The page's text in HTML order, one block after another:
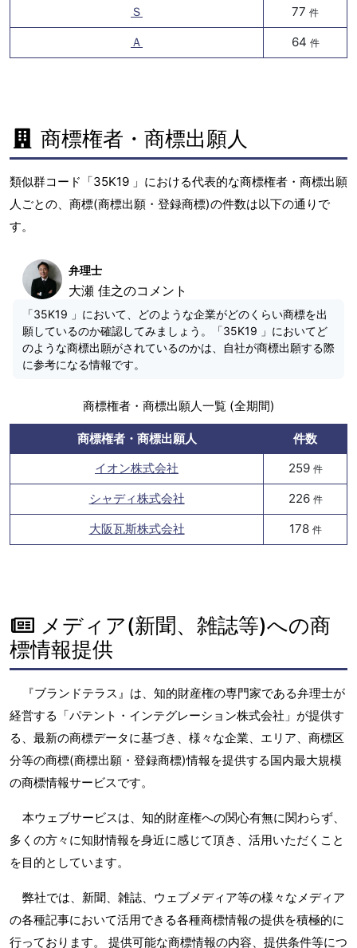
Ｓ 77 件
Ａ 64 件
商標権者・商標出願人
類似群コード「35K19 」における代表的な商標権者・商標出願
人ごとの、商標(商標出願・登録商標)の件数は以下の通りで
す。
弁理士
大瀬 佳之のコメント
「35K19 」において、どのような企業がどのくらい商標を出
願しているのか確認してみましょう。「35K19 」においてど
のような商標出願がされているのかは、自社が商標出願する際
に参考になる情報です。
商標権者・商標出願人一覧 (全期間)
商標権者・商標出願人
件数
イオン株式会社
259 件
シャディ株式会社 226 件
大阪瓦斯株式会社 178 件
メディア(新聞、雑誌等)への商
標情報提供
『ブランドテラス』は、知的財産権の専門家である弁理士が
経営する「パテント・インテグレーション株式会社」が提供す
る、最新の商標データに基づき、様々な企業、エリア、商標区
分等の商標(商標出願・登録商標)情報を提供する国内最大規模
の商標情報サービスです。
本ウェブサービスは、知的財産権への関心有無に関わらず、
多くの方々に知財情報を身近に感じて頂き、活用いただくこと
を目的としています。
弊社では、新聞、雑誌、ウェブメディア等の様々なメディア
の各種記事において活用できる各種商標情報の提供を積極的に
行っております。 提供可能な商標情報の内容、提供条件等につ